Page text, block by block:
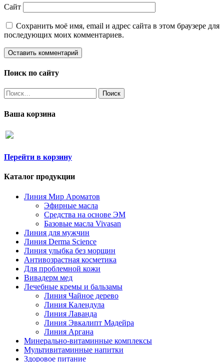
Сайт
Сохранить моё имя, email и адрес сайта в этом браузере для
последующих моих комментариев.
Поиск по сайту
Найти:
Ваша корзина
Перейти в корзину
Каталог продукции
Линия Мир Ароматов
Эфирные масла
Средства на основе ЭМ
Базовые масла Vivasan
Линия для мужчин
Линия Derma Science
Линия улыбка без морщин
Антивозрастная косметика
Для проблемной кожи
Вивадерм мед
Лечебные кремы и бальзамы
Линия Чайное дерево
Линия Календула
Линия Лаванда
Линия Эвкалипт Мадейра
Линия Аргана
Минерально-витаминные комплексы
Мультивитаминные напитки
Здоровое питание